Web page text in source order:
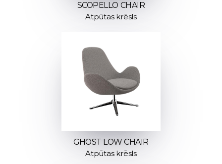
SCOPELLO CHAIR
Atpūtas krēsls
GHOST LOW CHAIR
Atpūtas krēsls